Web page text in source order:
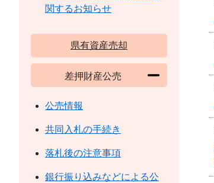
関するお知らせ
県有資産売却
差押財産公売
公売情報
共同入札の手続き
落札後の注意事項
銀行振り込みなどによる公